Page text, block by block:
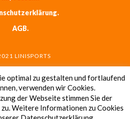
AGB
LINISPORTS
optimal zu gestalten und fortlaufend
verwenden wir Cookies.
der Webseite stimmen Sie der
Weitere Informationen zu Cookies